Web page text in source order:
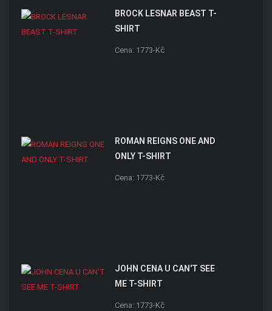
BROCK LESNAR BEAST T-
SHIRT
Cena: 1773-Kč
ROMAN REIGNS ONE AND
ONLY T-SHIRT
Cena: 1773-Kč
JOHN CENA U CAN'T SEE
ME T-SHIRT
Cena: 1773-Kč